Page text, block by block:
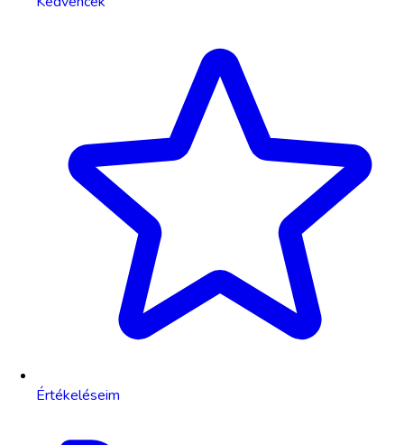
Értékeléseim